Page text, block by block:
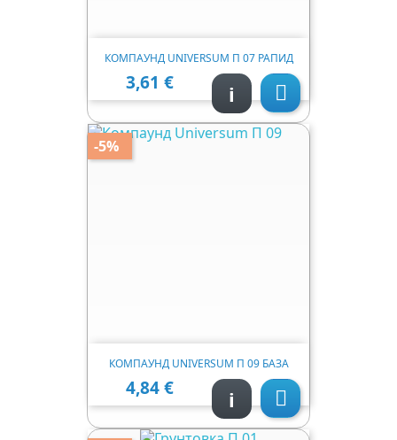
КОМПАУНД UNIVERSUM П 07 РАПИД
Ціна
3,61 € 
i
КОМПАУНД UNIVERSUM П 09 БАЗА
Ціна
4,84 € 
i
-5%